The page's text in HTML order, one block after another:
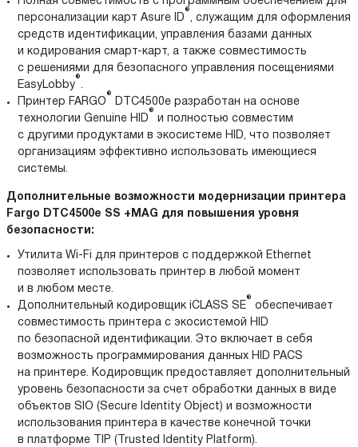
персонализации карт Asure ID
®
, служащим для оформления
средств идентификации, управления базами данных
и кодирования смарт-карт, а также совместимость
с решениями для безопасного управления посещениями
EasyLobby
®
.
Принтер FARGO
®
DTC4500e разработан на основе
технологии Genuine HID
®
и полностью совместим
с другими продуктами в экосистеме HID, что позволяет
организациям эффективно использовать имеющиеся
системы.
Дополнительные возможности модернизации принтера
Fargo DTC4500e SS +MAG для повышения уровня
безопасности:
Утилита Wi-Fi для принтеров с поддержкой Ethernet
позволяет использовать принтер в любой момент
и в любом месте.
Дополнительный кодировщик iCLASS SE
®
обеспечивает
совместимость принтера с экосистемой HID
по безопасной идентификации. Это включает в себя
возможность программирования данных HID PACS
на принтере. Кодировщик предоставляет дополнительный
уровень безопасности за счет обработки данных в виде
объектов SIO (Secure Identity Object) и возможности
использования принтера в качестве конечной точки
в платформе TIP (Trusted Identity Platform).